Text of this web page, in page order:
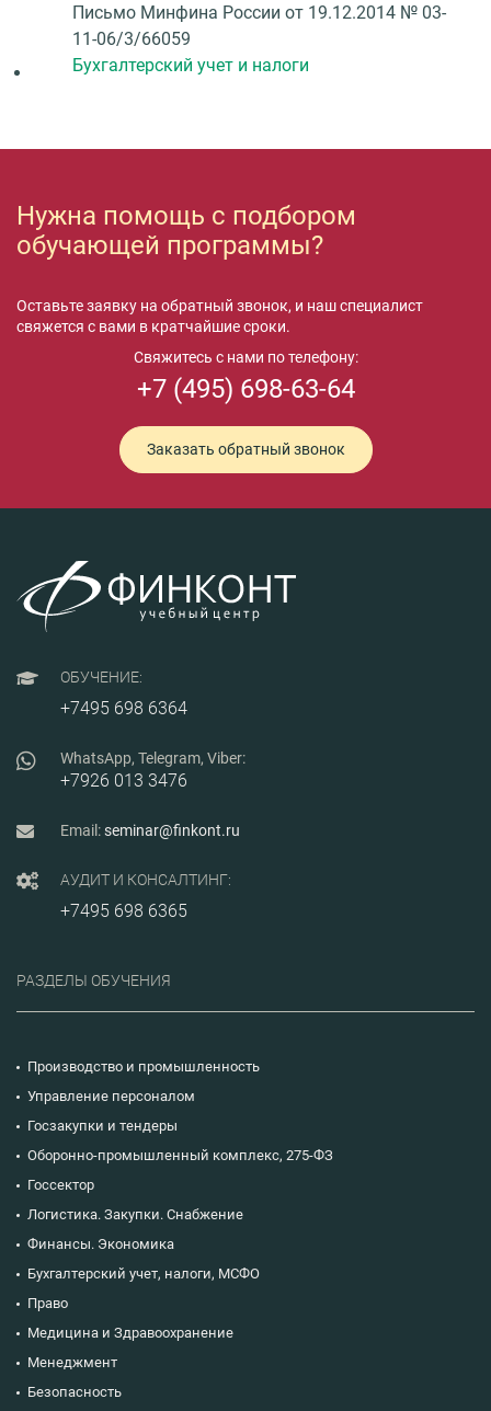
Письмо Минфина России от 19.12.2014 № 03-
11-06/3/66059
Бухгалтерский учет и налоги
Нужна помощь с подбором
обучающей программы?
Оставьте заявку на обратный звонок, и наш специалист
свяжется с вами в кратчайшие сроки.
Свяжитесь с нами по телефону:
+7 (495) 698-63-64
Заказать обратный звонок
ОБУЧЕНИЕ:
+7495 698 6364
WhatsApp, Telegram, Viber:
+7926 013 3476
Email:seminar@finkont.ru
АУДИТ И КОНСАЛТИНГ:
+7495 698 6365
РАЗДЕЛЫ ОБУЧЕНИЯ
Производство и промышленность
Управление персоналом
Госзакупки и тендеры
Оборонно-промышленный комплекс, 275-ФЗ
Госсектор
Логистика. Закупки. Снабжение
Финансы. Экономика
Бухгалтерский учет, налоги, МСФО
Право
Медицина и Здравоохранение
Менеджмент
Безопасность